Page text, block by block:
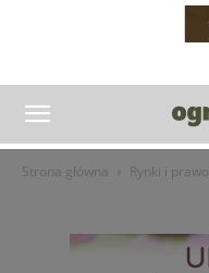
Strona główna Rynki i prawo